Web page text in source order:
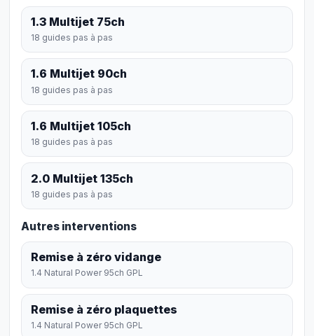
1.3 Multijet 75ch
18 guides pas à pas
1.6 Multijet 90ch
18 guides pas à pas
1.6 Multijet 105ch
18 guides pas à pas
2.0 Multijet 135ch
18 guides pas à pas
Autres interventions
Remise à zéro vidange
1.4 Natural Power 95ch GPL
Remise à zéro plaquettes
1.4 Natural Power 95ch GPL